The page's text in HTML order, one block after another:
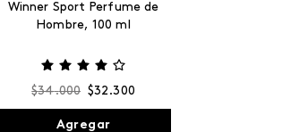
Winner Sport Perfume de
Hombre, 100 ml
$34.000 $32 .300
Agregar